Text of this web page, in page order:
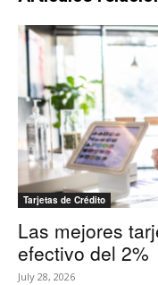
Tarjetas de Crédito
Las mejores
efectivo del 2%
July 28, 2026